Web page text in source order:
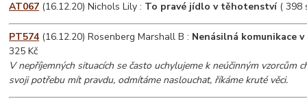
AT067 (16.12.20) Nichols Lily : To pravé jídlo v těhotenství( 398
PT574 (16.12.20) Rosenberg Marshall B : Nenásilná komunikace
325 Kč
V nepříjemných situacích se často uchylujeme k neúčinným vzorcům
svoji potřebu mít pravdu, odmítáme naslouchat, říkáme kruté věci.